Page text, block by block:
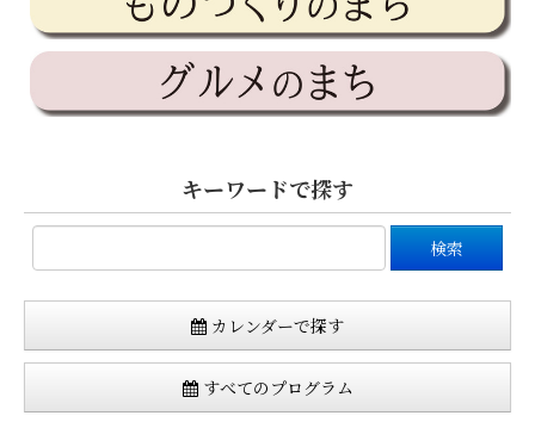
キーワードで探す
カレンダーで探す
すべてのプログラム